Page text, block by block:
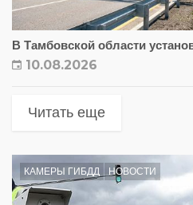
В Тамбовской области
10.08.2026
Читать еще
КАМЕРЫ ГИБДД НОВОСТИ